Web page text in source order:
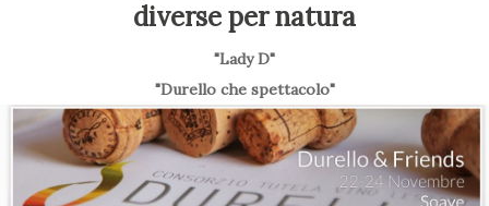
diverse per natura
"Lady D"
"Durello che spettacolo"